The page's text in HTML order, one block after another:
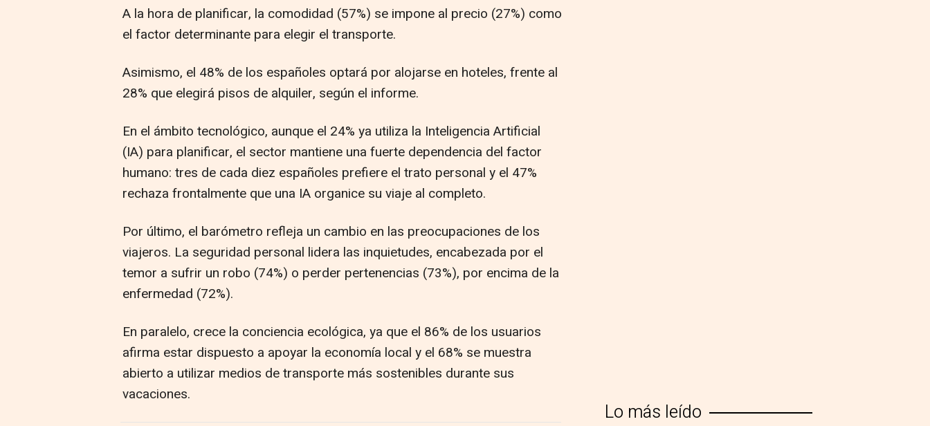
A la hora de planificar, la comodidad (57%) se impone al precio (27%) como
el factor determinante para elegir el transporte.
Asimismo, el 48% de los españoles optará por alojarse en hoteles, frente al
28% que elegirá pisos de alquiler, según el informe.
En el ámbito tecnológico, aunque el 24% ya utiliza la Inteligencia Artificial
(IA) para planificar, el sector mantiene una fuerte dependencia del factor
humano: tres de cada diez españoles prefiere el trato personal y el 47%
rechaza frontalmente que una IA organice su viaje al completo.
Por último, el barómetro refleja un cambio en las preocupaciones de los
viajeros. La seguridad personal lidera las inquietudes, encabezada por el
temor a sufrir un robo (74%) o perder pertenencias (73%), por encima de la
enfermedad (72%).
En paralelo, crece la conciencia ecológica, ya que el 86% de los usuarios
afirma estar dispuesto a apoyar la economía local y el 68% se muestra
abierto a utilizar medios de transporte más sostenibles durante sus
vacaciones.
Lo más leído